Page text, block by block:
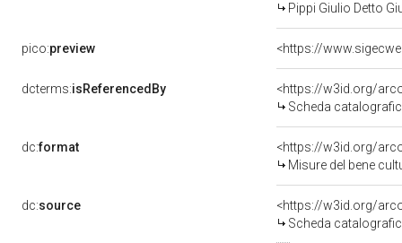
Pippi Giulio Detto
pico:preview
dcterms:isReferencedBy
<https://w3id.org/
Scheda
dc:format
<https://w3id.org/
Misure del bene
dc:source
<https://w3id.org/
Scheda